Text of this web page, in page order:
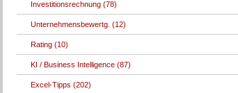
Investitionsrechnung (78)
Unternehmensbewertg. (12)
Rating (10)
KI / Business Intelligence (87)
Excel-Tipps (202)